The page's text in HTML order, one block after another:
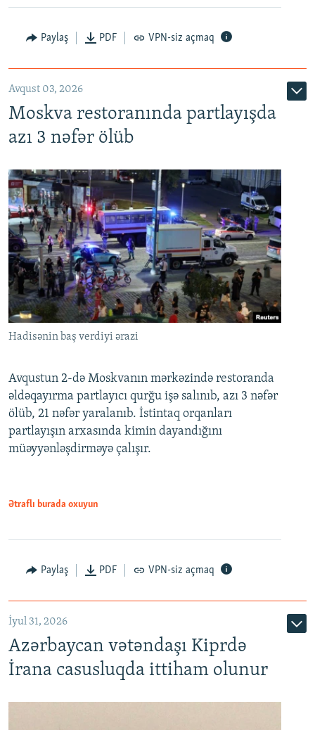
Paylaş PDF VPN-siz açmaq
Avqust 03, 2026
Moskva restoranında partlayışda
azı 3 nəfər ölüb
Hadisənin baş verdiyi ərazi
Avqustun 2-də Moskvanın mərkəzində restoranda
əldəqayırma partlayıcı qurğu işə salınıb, azı 3 nəfər
ölüb, 21 nəfər yaralanıb. İstintaq orqanları
partlayışın arxasında kimin dayandığını
müəyyənləşdirməyə çalışır.
Ətraflı burada oxuyun
Paylaş PDF VPN-siz açmaq
İyul 31, 2026
Azərbaycan vətəndaşı Kiprdə
İrana casusluqda ittiham olunur